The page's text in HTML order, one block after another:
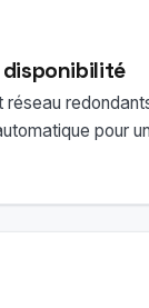
disponibilité
réseau
pour